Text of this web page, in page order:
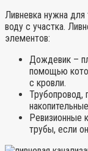
Ливневка нужна
воду с участка.
элементов:
Дождевик –
помощью
с кровли.
Трубопровод,
Ревизионные
трубы, если